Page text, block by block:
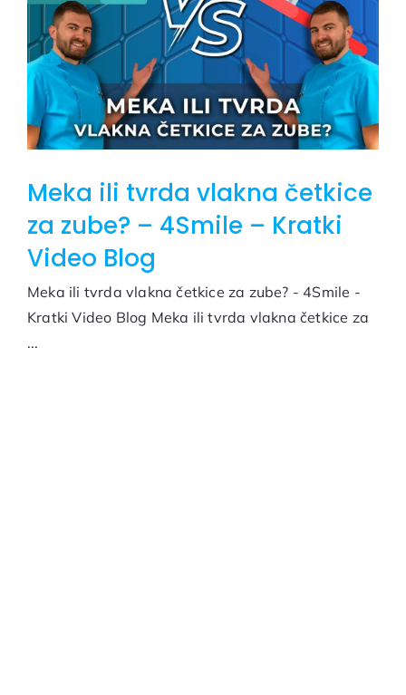
Meka ili tvrda vlakna četkice
za zube? – 4Smile – Kratki
Video Blog
Meka ili tvrda vlakna četkice za zube? - 4Smile -
Kratki Video Blog Meka ili tvrda vlakna četkice za
...